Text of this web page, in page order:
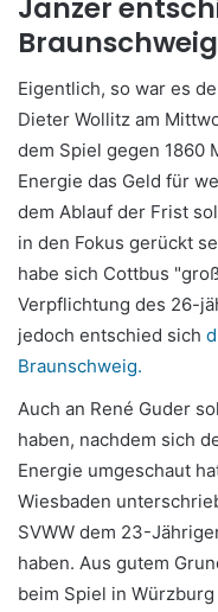
Janzer
Braunschweig
Eigentlich, so war es
Dieter Wollitz am
dem Spiel gegen 1860
Energie das Geld für
dem Ablauf der Frist
in den Fokus gerückt
habe sich Cottbus
Verpflichtung des 26-
jedoch entschied sich
Braunschweig.
Auch an René Guder
haben, nachdem sich
Energie umgeschaut
Wiesbaden
SVWW dem 23-
haben. Aus gutem
beim Spiel in